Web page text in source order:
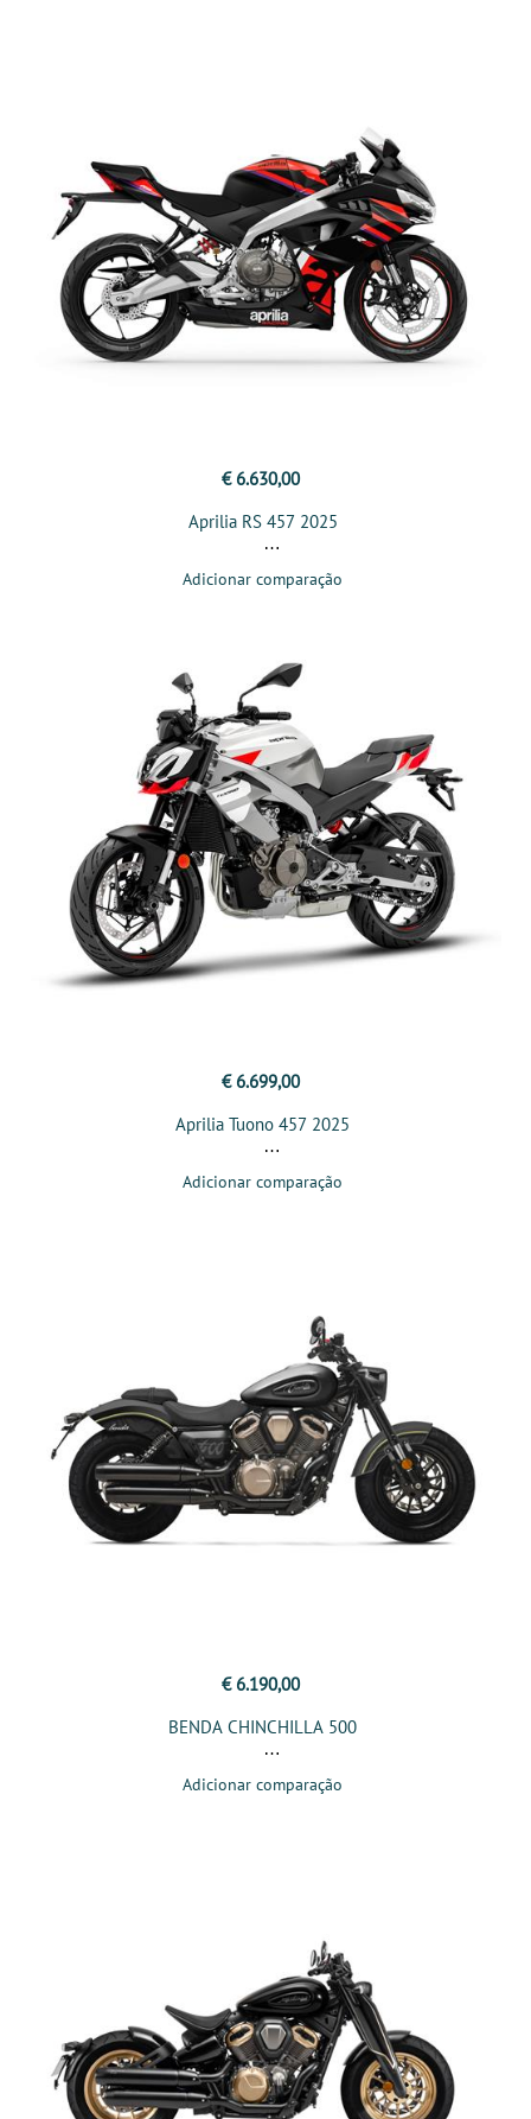
€ 6.630,00
Aprilia RS 457 2025
Adicionar comparação
€ 6.699,00
Aprilia Tuono 457 2025
Adicionar comparação
€ 6.190,00
BENDA CHINCHILLA 500
Adicionar comparação